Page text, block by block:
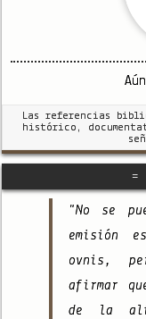
Las referencias
histórico,
=
"No se
emisión
ovnis,
afirmar
de la